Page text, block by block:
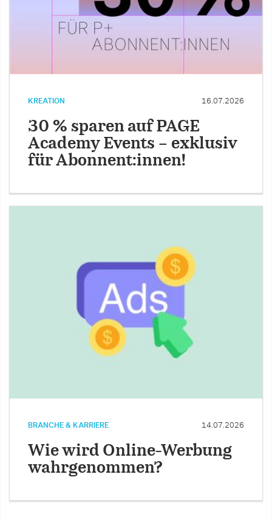
KREATION 16.07.2026
30 % sparen auf PAGE
Academy Events – exklusiv
für Abonnent:innen!
BRANCHE & KARRIERE 14.07.2026
Wie wird Online-Werbung
wahrgenommen?